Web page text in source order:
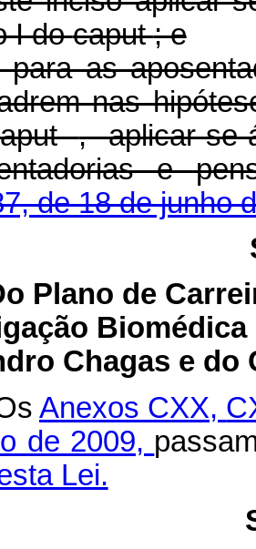
I docaput; e
as
nas
, aplicar-
e
de 18 de junho
Plano de
Chagas e do
Anexos CXX,
de 2009,
Lei.